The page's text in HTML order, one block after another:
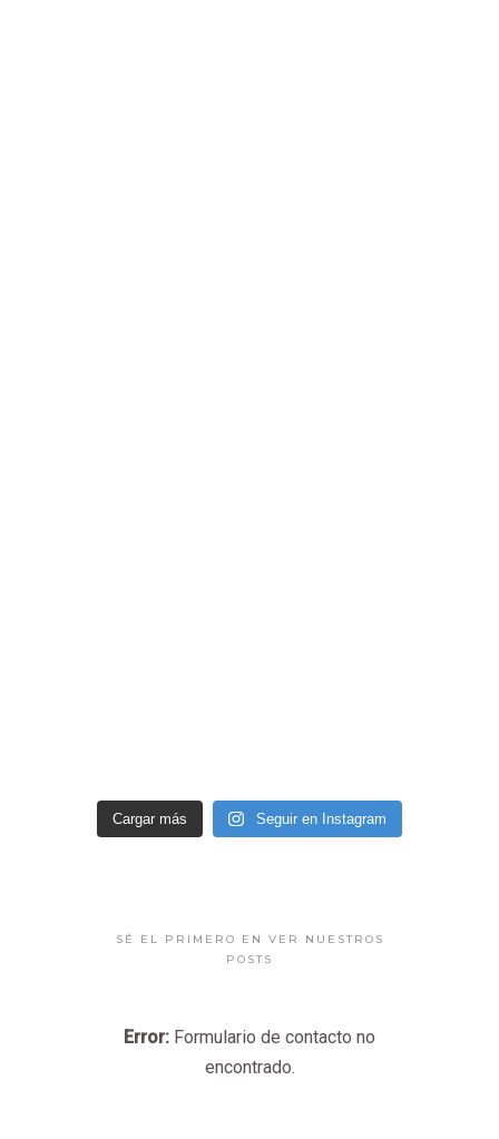
Cargar más Seguir en Instagram
SÉ EL PRIMERO EN VER NUESTROS
POSTS
Error: Formulario de contacto no
encontrado.